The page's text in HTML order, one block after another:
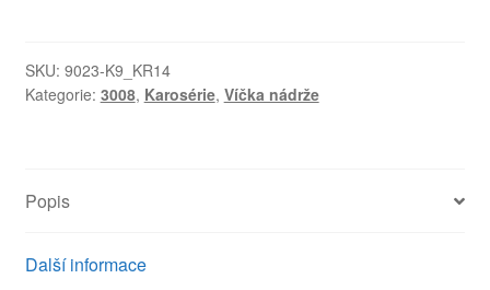
KWED
Peugeot
množství
SKU: 9023-K9_KR14
Kategorie: 3008, Karosérie, Víčka nádrže
Popis
Další informace